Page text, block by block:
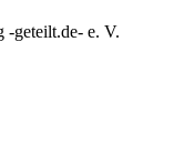
-geteilt.de- e. V.